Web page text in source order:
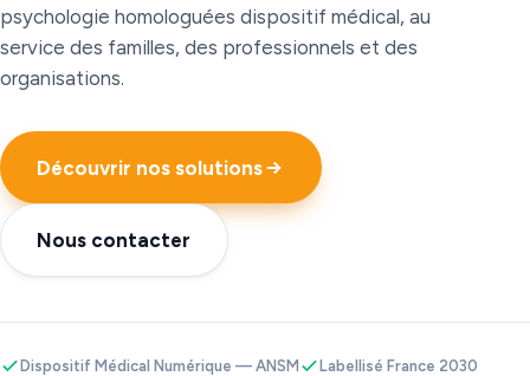
psychologie homologuées dispositif médical, au
service des familles, des professionnels et des
organisations.
Découvrir nos solutions
Nous contacter
Dispositif Médical Numérique — ANSM
Labellisé France 2030